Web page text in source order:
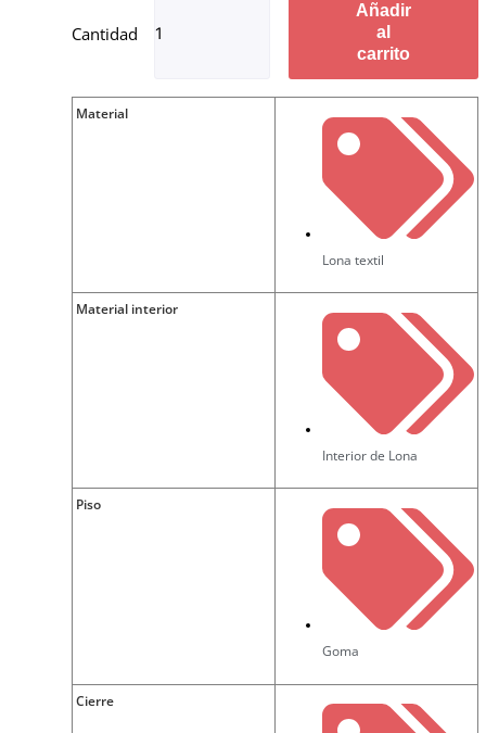
Añadir
al
carrito
Material
Lona textil
Material interior
Interior de Lona
Piso
Goma
Cierre